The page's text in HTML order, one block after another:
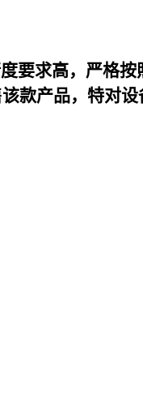
求高，严格按
款产品，特对